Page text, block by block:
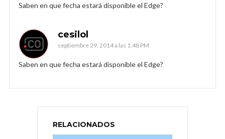
Saben en que fecha estará disponible el Edge?
cesilol
septiembre 29, 2014 a las 1:48 PM
Saben en que fecha estará disponible el Edge?
RELACIONADOS